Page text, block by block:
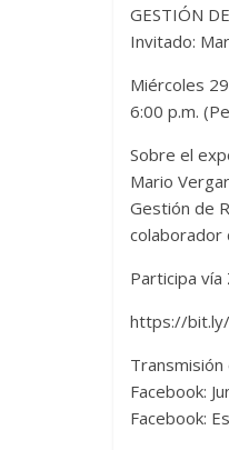
GESTIÓN
Invitado:
Miércoles
6:00 p.m.
Sobre el
Mario
Gestión de
colaborador
Participa vía
https://
Facebook:
Facebook: